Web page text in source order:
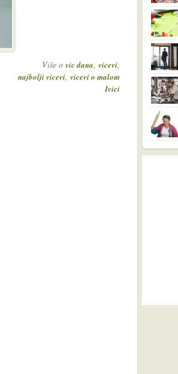
Više o vic dana, vicevi,
najbolji vicevi, vicevi o malom
Ivici